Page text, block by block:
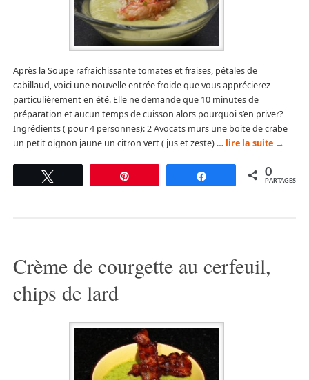
Après la Soupe rafraichissante tomates et fraises, pétales de
cabillaud, voici une nouvelle entrée froide que vous apprécierez
particulièrement en été. Elle ne demande que 10 minutes de
préparation et aucun temps de cuisson alors pourquoi s’en priver?
Ingrédients ( pour 4 personnes): 2 Avocats murs une boite de crabe
un petit oignon jaune un citron vert ( jus et zeste) … lire la suite →
Partagez 0
PARTAGES
Crème de courgette au cerfeuil,
chips de lard